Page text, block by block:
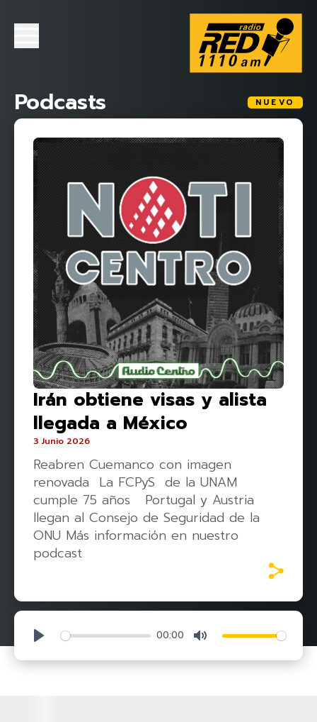
Podcasts NUEVO
Irán obtiene visas y alista
llegada a México
3 Junio 2026
Reabren Cuemanco con imagen
renovada La FCPyS de la UNAM
cumple 75 años Portugal y Austria
llegan al Consejo de Seguridad de la
ONU Más información en nuestro
podcast
Play 00:00 Mute